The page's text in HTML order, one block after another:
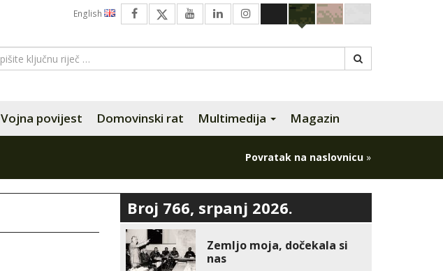
English
Vojna povijest Domovinski rat Multimedija Magazin
Povratak na naslovnicu »
Broj 766, srpanj 2026.
Zemljo moja, dočekala si
nas